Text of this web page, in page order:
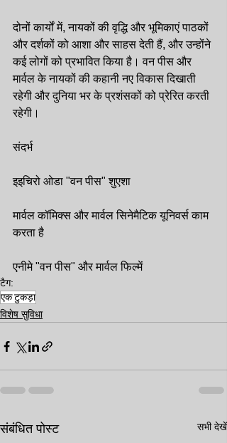
दोनों कार्यों में, नायकों की वृद्धि और भूमिकाएं पाठकों
और दर्शकों को आशा और साहस देती हैं, और उन्होंने
कई लोगों को प्रभावित किया है। वन पीस और
मार्वल के नायकों की कहानी नए विकास दिखाती
रहेगी और दुनिया भर के प्रशंसकों को प्रेरित करती
रहेगी।
संदर्भ
इइचिरो ओडा "वन पीस" शुएशा
मार्वल कॉमिक्स और मार्वल सिनेमैटिक यूनिवर्स काम
करता है
एनीमे "वन पीस" और मार्वल फिल्में
टैग:
एक टुकड़ा
विशेष सुविधा
संबंधित पोस्ट सभी देखें